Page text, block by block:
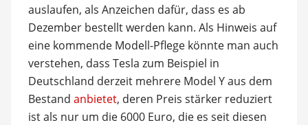
auslaufen, als Anzeichen dafür, dass es ab
Dezember bestellt werden kann. Als Hinweis auf
eine kommende Modell-Pflege könnte man auch
verstehen, dass Tesla zum Beispiel in
Deutschland derzeit mehrere Model Y aus dem
Bestand anbietet, deren Preis stärker reduziert
ist als nur um die 6000 Euro, die es seit diesen